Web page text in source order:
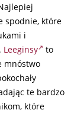
spodnie, które
i
Leeginsy
to
mnóstwo
te bardzo
które